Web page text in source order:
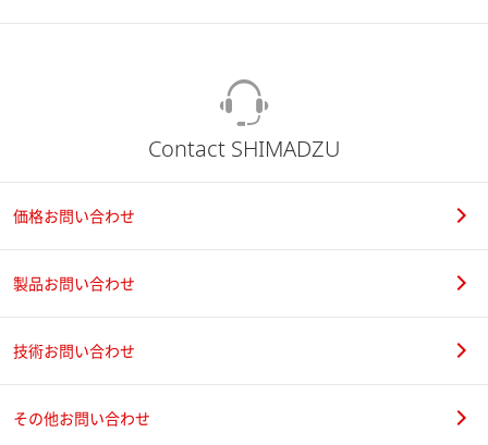
Contact SHIMADZU
価格お問い合わせ
製品お問い合わせ
技術お問い合わせ
その他お問い合わせ